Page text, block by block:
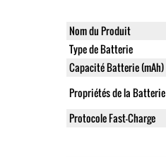
Nom du Produit
Type de Batterie
Capacité Batterie (mAh)
Propriétés de la Batterie
Protocole Fast-Charge